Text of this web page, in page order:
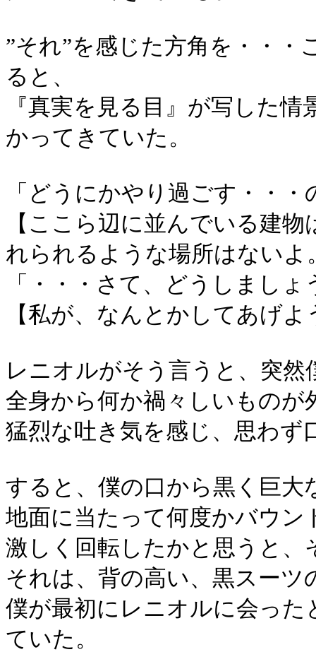
”それ”を感じた方角を・・
ると、
『真実を見る目』が写した
かってきていた。
「どうにかやり過ごす・・
【ここら辺に並んでいる建
れられるような場所はないよ
「・・・さて、どうしましょ
【私が、なんとかしてあげ
レニオルがそう言うと、突
全身から何か禍々しいものが
猛烈な吐き気を感じ、思わず
すると、僕の口から黒く巨
地面に当たって何度かバウン
激しく回転したかと思うと、
それは、背の高い、黒スーツ
僕が最初にレニオルに会っ
ていた。